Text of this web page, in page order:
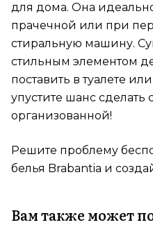
для дома. Она
прачечной или при
стиральную машину.
стильным элементом
поставить в туалете
упустите шанс
организованной!
Решите проблему
белья Brabantia и
Вам также может